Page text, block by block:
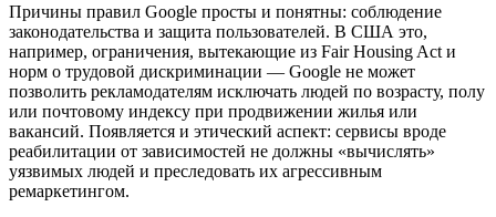
Причины правил Google просты и понятны: соблюдение
законодательства и защита пользователей. В США это,
например, ограничения, вытекающие из Fair Housing Act и
норм о трудовой дискриминации — Google не может
позволить рекламодателям исключать людей по возрасту, полу
или почтовому индексу при продвижении жилья или
вакансий. Появляется и этический аспект: сервисы вроде
реабилитации от зависимостей не должны «вычислять»
уязвимых людей и преследовать их агрессивным
ремаркетингом.